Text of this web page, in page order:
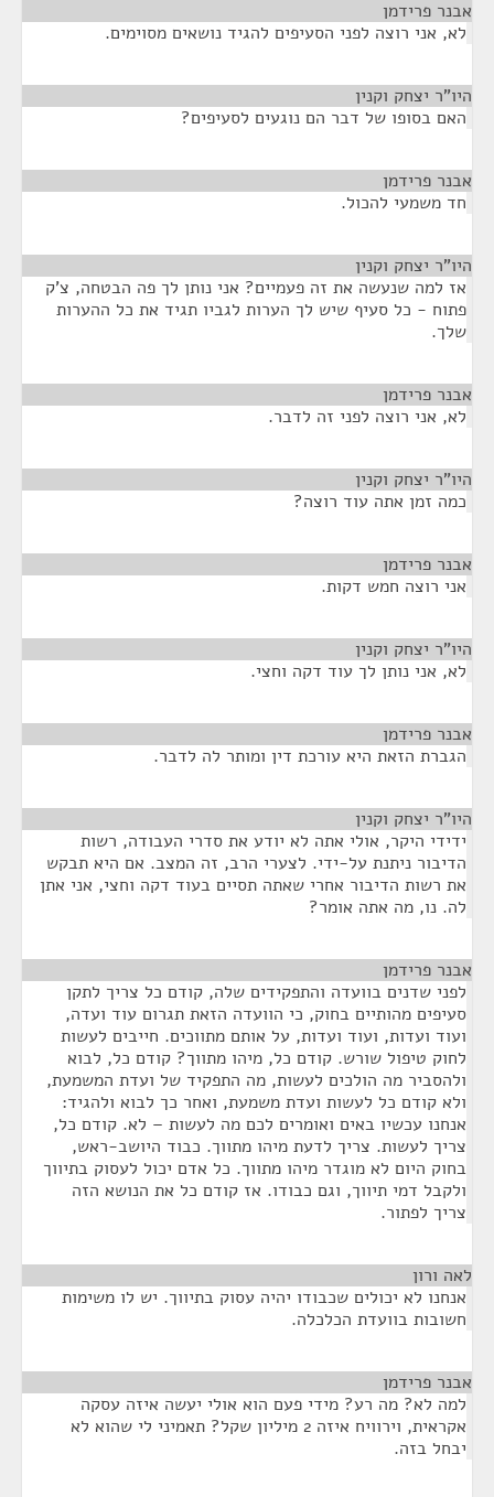
אבנר פרידמן
לא, אני רוצה לפני הסעיפים להגיד נושאים מסוימים.
היו"ר יצחק וקנין
האם בסופו של דבר הם נוגעים לסעיפים?
אבנר פרידמן
חד משמעי להכול.
היו"ר יצחק וקנין
אז למה שנעשה את זה פעמיים? אני נותן לך פה הבטחה, צ'ק
פתוח - כל סעיף שיש לך הערות לגביו תגיד את כל ההערות
שלך.
אבנר פרידמן
לא, אני רוצה לפני זה לדבר.
היו"ר יצחק וקנין
כמה זמן אתה עוד רוצה?
אבנר פרידמן
אני רוצה חמש דקות.
היו"ר יצחק וקנין
לא, אני נותן לך עוד דקה וחצי.
אבנר פרידמן
הגברת הזאת היא עורכת דין ומותר לה לדבר.
היו"ר יצחק וקנין
ידידי היקר, אולי אתה לא יודע את סדרי העבודה, רשות
הדיבור ניתנת על-ידי. לצערי הרב, זה המצב. אם היא תבקש
את רשות הדיבור אחרי שאתה תסיים בעוד דקה וחצי, אני אתן
לה. נו, מה אתה אומר?
אבנר פרידמן
לפני שדנים בוועדה והתפקידים שלה, קודם כל צריך לתקן
סעיפים מהותיים בחוק, כי הוועדה הזאת תגרום עוד ועדה,
ועוד ועדות, ועוד ועדות, על אותם מתווכים. חייבים לעשות
לחוק טיפול שורש. קודם כל, מיהו מתווך? קודם כל, לבוא
ולהסביר מה הולכים לעשות, מה התפקיד של ועדת המשמעת,
ולא קודם כל לעשות ועדת משמעת, ואחר כך לבוא ולהגיד:
אנחנו עכשיו באים ואומרים לכם מה לעשות – לא. קודם כל,
צריך לעשות. צריך לדעת מיהו מתווך. כבוד היושב-ראש,
בחוק היום לא מוגדר מיהו מתווך. כל אדם יכול לעסוק בתיווך
ולקבל דמי תיווך, וגם כבודו. אז קודם כל את הנושא הזה
צריך לפתור.
לאה ורון
אנחנו לא יכולים שכבודו יהיה עסוק בתיווך. יש לו משימות
חשובות בוועדת הכלכלה.
אבנר פרידמן
למה לא? מה רע? מידי פעם הוא אולי יעשה איזה עסקה
אקראית, וירוויח איזה 2 מיליון שקל? תאמיני לי שהוא לא
יבחל בזה.